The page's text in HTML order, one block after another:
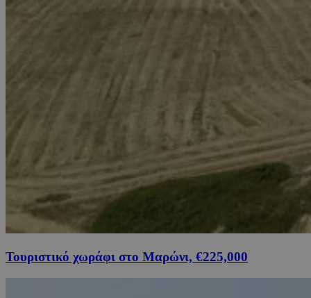
Τουριστικό χωράφι στο Μαρώνι, €225,000